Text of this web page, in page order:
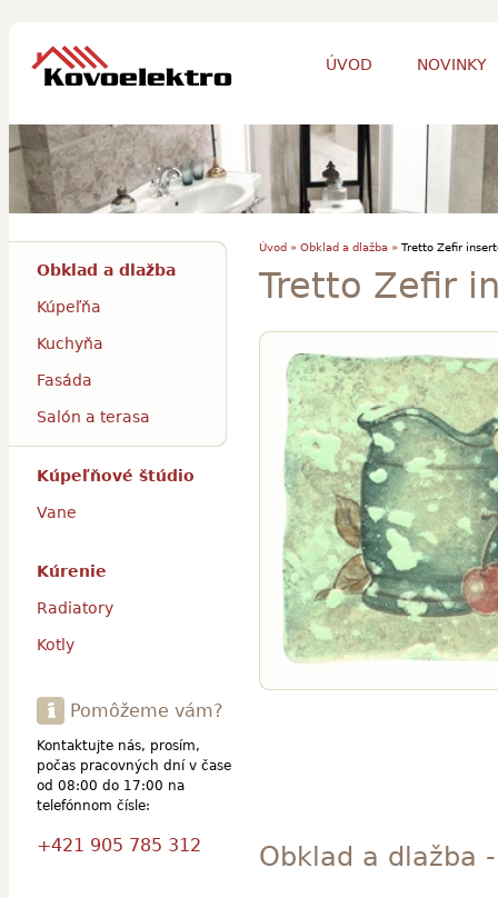
ÚVOD NOVINKY
Úvod » Obklad a dlažba »Tretto Zefir
Tretto Zefir
Obklad a dlažba
Obklad a dlažba
Kúpeľňa
Kuchyňa
Fasáda
Salón a terasa
Kúpeľňové štúdio
Vane
Kúrenie
Radiatory
Kotly
Pomôžeme vám?
Kontaktujte nás, prosím,
počas pracovných dní v čase
od 08:00 do 17:00 na
telefónnom čísle:
+421 905 785 312